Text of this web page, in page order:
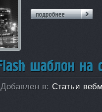
Добавлен в: Статьи